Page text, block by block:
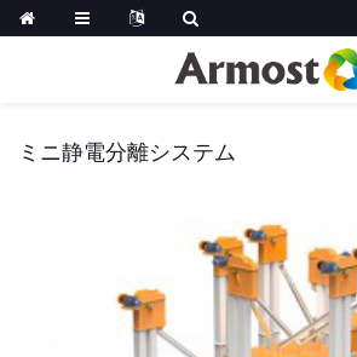
ミニ静電分離システム